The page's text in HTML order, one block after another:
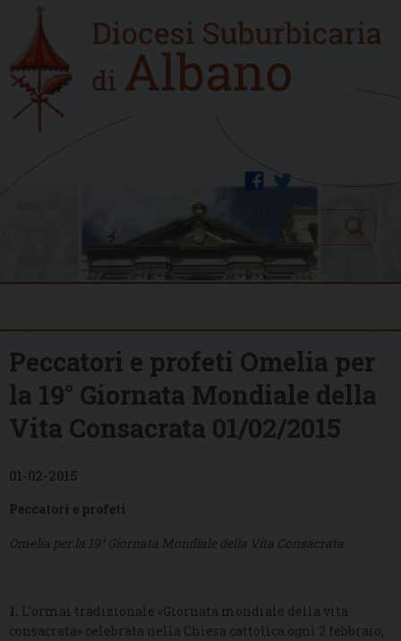
content
Home
new
twitter
facebook
Search
Peccatori e profeti Omelia per
la 19° Giornata Mondiale della
Vita Consacrata 01/02/2015
01-02-2015
Peccatori e profeti
Omelia per la 19° Giornata Mondiale della Vita Consacrata
1. L’ormai tradizionale «Giornata mondiale della vita
consacrata» celebrata nella Chiesa cattolica ogni 2 febbraio,